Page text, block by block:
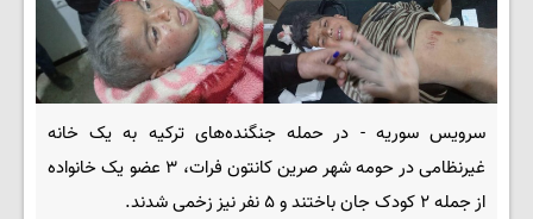
سرویس سوریه - در حمله جنگنده‌های ترکیه به یک خانه
غیرنظامی در حومه شهر صرین کانتون فرات، ۳ عضو یک خانواده
از جمله ۲ کودک جان باختند و ۵ نفر نیز زخمی شدند.